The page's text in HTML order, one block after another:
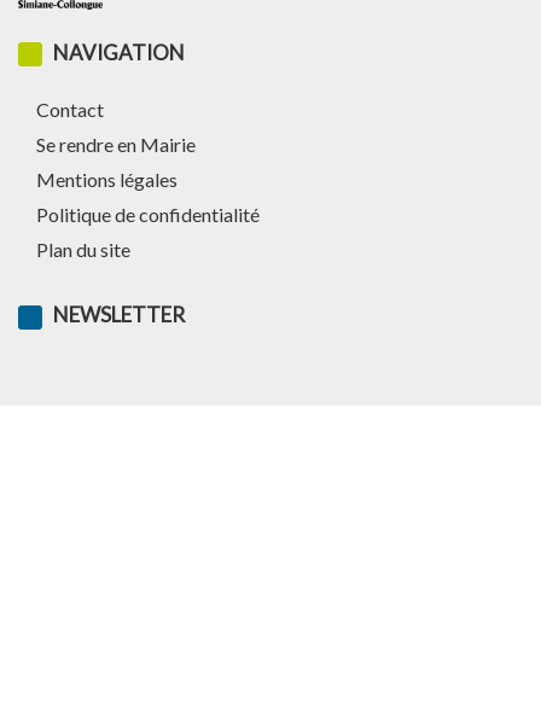
NAVIGATION
Contact
Se rendre en Mairie
Mentions légales
Politique de confidentialité
Plan du site
NEWSLETTER